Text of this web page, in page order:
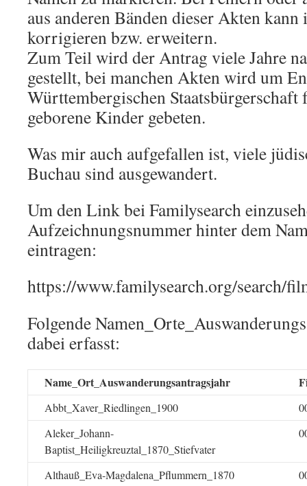
aus anderen Bänden dieser Akten kann
korrigieren bzw. erweitern.
Zum Teil wird der Antrag viele Jahre
gestellt, bei manchen Akten wird um
Württembergischen
geborene Kinder gebeten.
Was mir auch aufgefallen ist, viele
Buchau sind ausgewandert.
Um den Link bei Familysearch
Aufzeichnungsnummer hinter dem
eintragen:
https://www.familysearch.org/search/
Folgende
dabei erfasst:
Name_Ort_Auswanderungsantragsjahr
Abbt_Xaver_Riedlingen_1900
Aleker_Johann-
Baptist_Heiligkreuztal_1870_Stiefvater
Althauß_Eva-Magdalena_Pflummern_1870